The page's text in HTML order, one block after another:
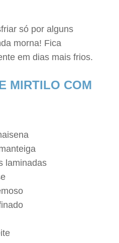
só por alguns
morna! Fica
em dias mais frios.
MIRTILO COM
laminadas